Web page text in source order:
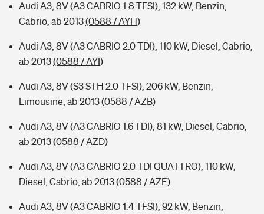
Audi A3, 8V (A3 CABRIO 1.8 TFSI), 132 kW, Benzin,
Cabrio, ab 2013(0588 / AYH)
Audi A3, 8V (A3 CABRIO 2.0 TDI), 110 kW, Diesel, Cabrio,
ab 2013(0588 / AYI)
Audi A3, 8V (S3 STH 2.0 TFSI), 206 kW, Benzin,
Limousine, ab 2013(0588 / AZB)
Audi A3, 8V (A3 CABRIO 1.6 TDI), 81 kW, Diesel, Cabrio,
ab 2013(0588 / AZD)
Audi A3, 8V (A3 CABRIO 2.0 TDI QUATTRO), 110 kW,
Diesel, Cabrio, ab 2013(0588 / AZE)
Audi A3, 8V (A3 CABRIO 1.4 TFSI), 92 kW, Benzin,